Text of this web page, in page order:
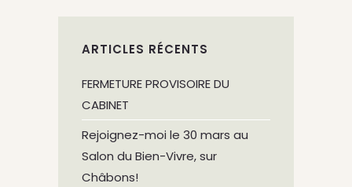
ARTICLES RÉCENTS
FERMETURE PROVISOIRE DU
CABINET
Rejoignez-moi le 30 mars au
Salon du Bien-Vivre, sur
Châbons!